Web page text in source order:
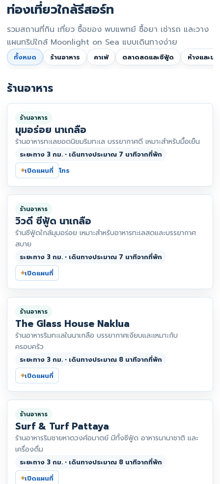
ท่องเที่ยวใกล้รีสอร์ท
รวมสถานที่กิน เที่ยว ซื้อของ พบแพทย์ ซื้อยา เช่ารถ และวาง
แผนทริปใกล้ Moonlight on Sea แบบเดินทางง่าย
ทั้งหมด ร้านอาหาร คาเฟ่ ตลาดสดและซีฟู้ด ห้างและข
ร้านอาหาร
ร้านอาหาร
มุมอร่อย นาเกลือ
ร้านอาหารทะเลยอดนิยมริมทะเล บรรยากาศดี เหมาะสำหรับมื้อเย็น
ระยะทาง 3 กม. • เดินทางประมาณ 7 นาทีจากที่พัก
⌖เปิดแผนที่ โทร
ร้านอาหาร
วิวดี ซีฟู้ด นาเกลือ
ร้านซีฟู้ดใกล้มุมอร่อย เหมาะสำหรับอาหารทะเลสดและบรรยากาศ
สบาย
ระยะทาง 3 กม. • เดินทางประมาณ 7 นาทีจากที่พัก
⌖เปิดแผนที่
ร้านอาหาร
The Glass House Naklua
ร้านอาหารริมทะเลในนาเกลือ บรรยากาศเงียบและเหมาะกับ
ครอบครัว
ระยะทาง 3 กม. • เดินทางประมาณ 8 นาทีจากที่พัก
⌖เปิดแผนที่
ร้านอาหาร
Surf & Turf Pattaya
ร้านอาหารริมชายหาดวงศ์อมาตย์ มีทั้งซีฟู้ด อาหารนานาชาติ และ
เครื่องดื่ม
ระยะทาง 3 กม. • เดินทางประมาณ 8 นาทีจากที่พัก
⌖เปิดแผนที่